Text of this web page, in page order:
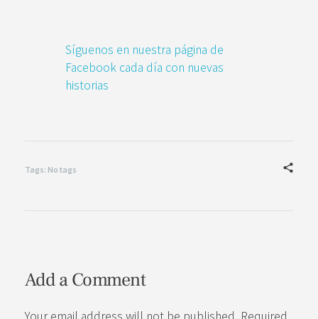
Síguenos en nuestra página de
Facebook cada día con nuevas
historias
Tags: No tags
Add a Comment
Your email address will not be published. Required